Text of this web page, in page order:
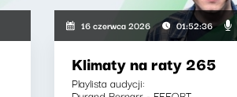
16 czerwca 2026 01:52:36
Klimaty na raty 265
Playlista audycji: